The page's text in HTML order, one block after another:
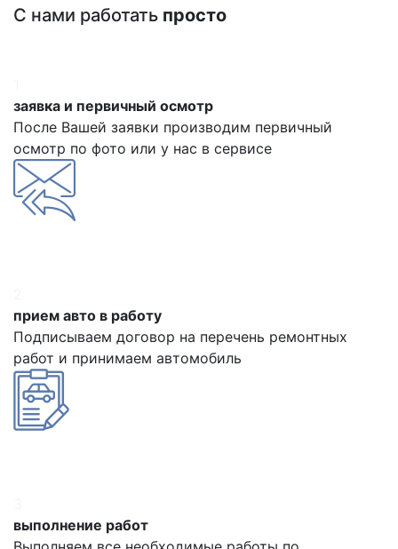
С нами работать просто
заявка и первичный осмотр
После Вашей заявки производим первичный
осмотр по фото или у нас в сервисе
прием авто в работу
Подписываем договор на перечень ремонтных
работ и принимаем автомобиль
выполнение работ